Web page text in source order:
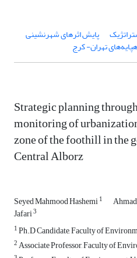
پایش اثرهای شهرنشینی
تهران- کرج
Strategic planning
monitoring of
zone of the foothill in the
Central Alborz
Seyed Mahmood Hashemi1
Jafari3
1Ph.D Candidate, Faculty of
2Associate Professor, Faculty of